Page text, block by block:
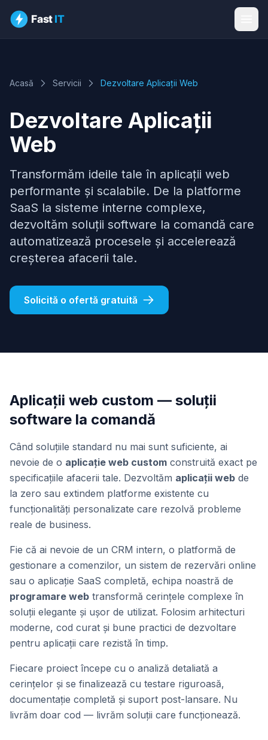
Acasă Servicii Dezvoltare Aplicații Web
Dezvoltare Aplicații
Web
Transformăm ideile tale în aplicații web
performante și scalabile. De la platforme
SaaS la sisteme interne complexe,
dezvoltăm soluții software la comandă care
automatizează procesele și accelerează
creșterea afacerii tale.
Solicită o ofertă gratuită
Aplicații web custom — soluții
software la comandă
Când soluțiile standard nu mai sunt suficiente, ai
nevoie de o aplicație web custom construită exact pe
specificațiile afacerii tale. Dezvoltăm aplicații web de
la zero sau extindem platforme existente cu
funcționalități personalizate care rezolvă probleme
reale de business.
Fie că ai nevoie de un CRM intern, o platformă de
gestionare a comenzilor, un sistem de rezervări online
sau o aplicație SaaS completă, echipa noastră de
programare web transformă cerințele complexe în
soluții elegante și ușor de utilizat. Folosim arhitecturi
moderne, cod curat și bune practici de dezvoltare
pentru aplicații care rezistă în timp.
Fiecare proiect începe cu o analiză detaliată a
cerințelor și se finalizează cu testare riguroasă,
documentație completă și suport post-lansare. Nu
livrăm doar cod — livrăm soluții care funcționează.